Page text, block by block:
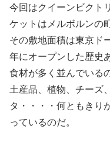
今回はクイーンビクト
ケットはメルボルンの
その敷地面積は東京ド
年にオープンした歴史
食材が多く並んでいる
土産品、植物、チーズ
タ・・・・何ともきり
っているのだ。